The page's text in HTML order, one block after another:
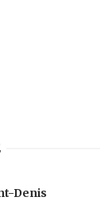
Denis